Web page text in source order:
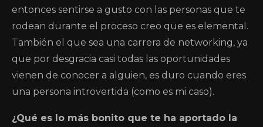
entonces sentirse a gusto con las personas que te
rodean durante el proceso creo que es elemental.
También el que sea una carrera de networking, ya
que por desgracia casi todas las oportunidades
vienen de conocer a alguien, es duro cuando eres
una persona introvertida (como es mi caso).
¿Qué es lo más bonito que te ha aportado la